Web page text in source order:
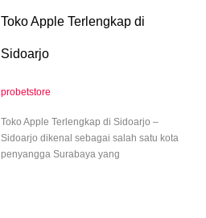
Toko Apple Terlengkap di
Sidoarjo
probetstore
Toko Apple Terlengkap di Sidoarjo –
Sidoarjo dikenal sebagai salah satu kota
penyangga Surabaya yang